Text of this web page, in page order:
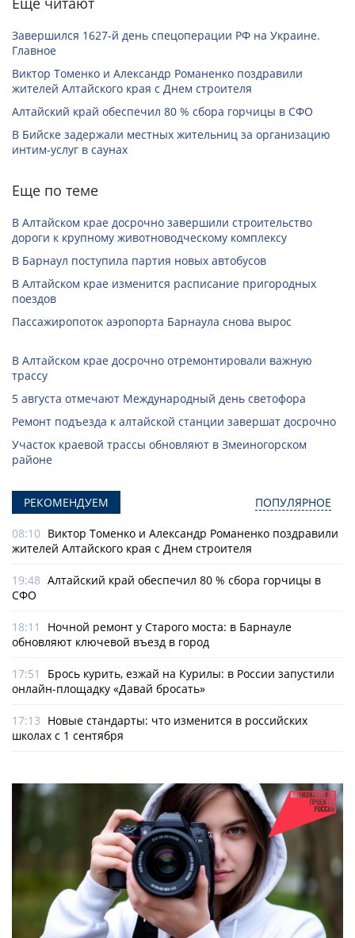
Завершился 1627-й день спецоперации РФ на Украине.
Главное
Виктор Томенко и Александр Романенко поздравили
жителей Алтайского края с Днем строителя
Алтайский край обеспечил 80 % сбора горчицы в СФО
В Бийске задержали местных жительниц за организацию
интим-услуг в саунах
Еще по теме
В Алтайском крае досрочно завершили строительство
дороги к крупному животноводческому комплексу
В Барнаул поступила партия новых автобусов
В Алтайском крае изменится расписание пригородных
поездов
Пассажиропоток аэропорта Барнаула снова вырос
В Алтайском крае досрочно отремонтировали важную
трассу
5 августа отмечают Международный день светофора
Ремонт подъезда к алтайской станции завершат досрочно
Участок краевой трассы обновляют в Змеиногорском
районе
РЕКОМЕНДУЕМ ПОПУЛЯРНОЕ
08:10 Виктор Томенко и Александр Романенко поздравили
жителей Алтайского края с Днем строителя
19:48 Алтайский край обеспечил 80 % сбора горчицы в
СФО
18:11
Ночной ремонт у Старого моста: в Барнауле
обновляют ключевой въезд в город
17:51
Брось курить, езжай на Курилы: в России запустили
онлайн-­площадку «Давай бросать»
17:13 Новые стандарты: что изменится в российских
школах с 1 сентября